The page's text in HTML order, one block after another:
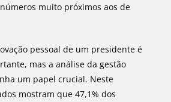
muito próximos aos de
pessoal de um presidente é
mas a análise da gestão
um papel crucial. Neste
mostram que 47,1% dos